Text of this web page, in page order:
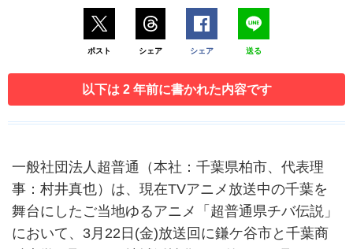
ポスト シェア シェア 送る
以下は 2 年前に書かれた内容です
一般社団法人超普通（本社：千葉県柏市、代表理
事：村井真也）は、現在TVアニメ放送中の千葉を
舞台にしたご当地ゆるアニメ「超普通県チバ伝説」
において、3月22日(金)放送回に鎌ケ谷市と千葉商